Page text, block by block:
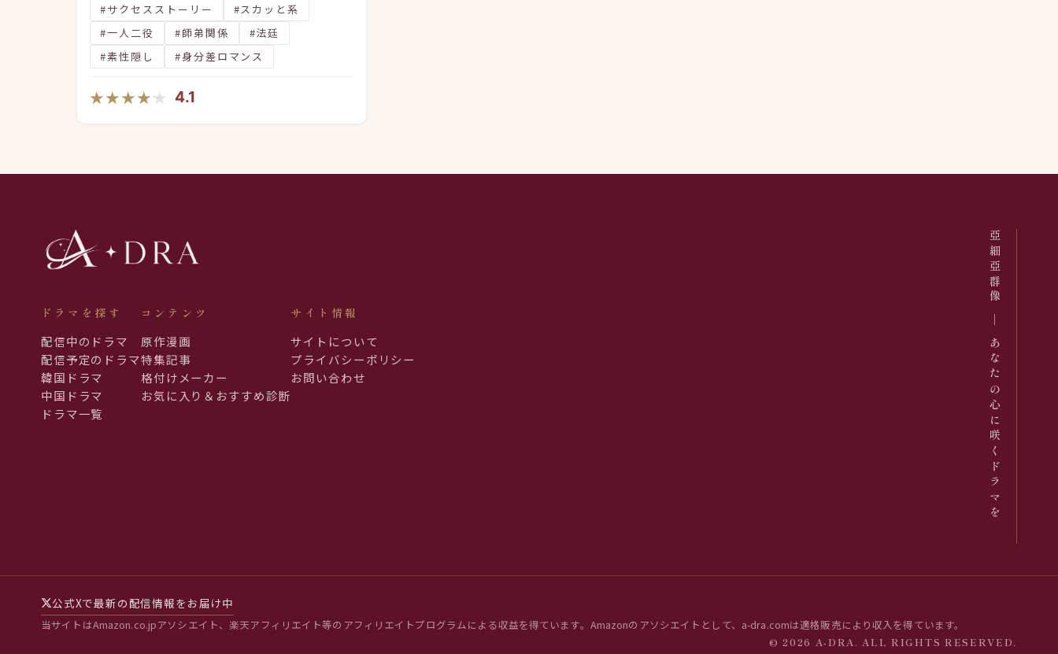
#サクセスストーリー
#スカッと系
#一人二役
#師弟関係
#法廷
#素性隠し
#身分差ロマンス
★★★★★
★★★★★ 4.1
ドラマを探す
配信中のドラマ
配信予定のドラマ
韓国ドラマ
中国ドラマ
ドラマ一覧
コンテンツ
原作漫画
特集記事
格付けメーカー
お気に入り＆おすすめ診断
サイト情報
サイトについて
プライバシーポリシー
お問い合わせ
亞細亞群像 ─ あなたの心に咲くドラマを
公式Xで最新の配信情報をお届け中
当サイトはAmazon.co.jpアソシエイト、楽天アフィリエイト等のアフィリエイトプログラムによる収益を得ています。Amazonのアソシエイトとして、a-dra.comは適格販売により収入を得ています。
© 2026 A-DRA. ALL RIGHTS RESERVED.